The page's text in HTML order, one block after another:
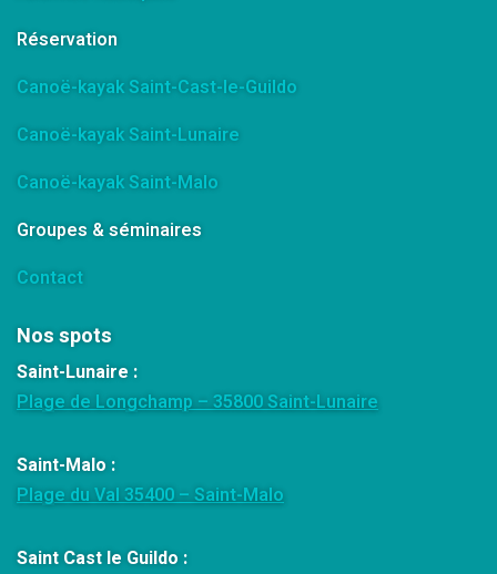
Réservation
Canoë-kayak Saint-Cast-le-Guildo
Canoë-kayak Saint-Lunaire
Canoë-kayak Saint-Malo
Groupes & séminaires
Contact
Nos spots
Saint-Lunaire :
Plage de Longchamp – 35800 Saint-Lunaire
Saint-Malo :
Plage du Val 35400 – Saint-Malo
Saint Cast le Guildo :